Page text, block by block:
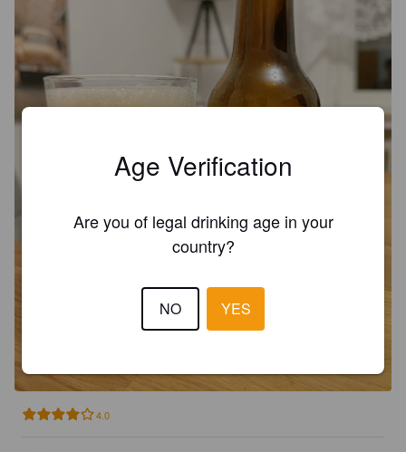
4.0
Age Verification
Are you of legal drinking age in your
country?
NO YES